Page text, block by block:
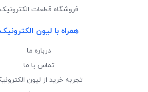
فروشگاه قطعات الکترونیک
همراه با لیون الکترونیک
درباره ما
تماس با ما
تجربه خرید از لیون